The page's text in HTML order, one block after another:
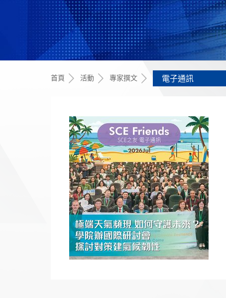
首頁 活動 專家撰文 電子通訊